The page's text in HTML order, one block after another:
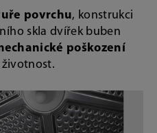
povrchu, konstrukci
skla dvířek buben
poškození